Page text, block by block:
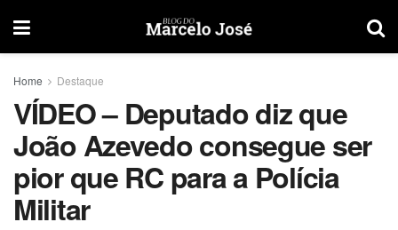
Home Destaque
VÍDEO – Deputado diz que
João Azevedo consegue ser
pior que RC para a Polícia
Militar